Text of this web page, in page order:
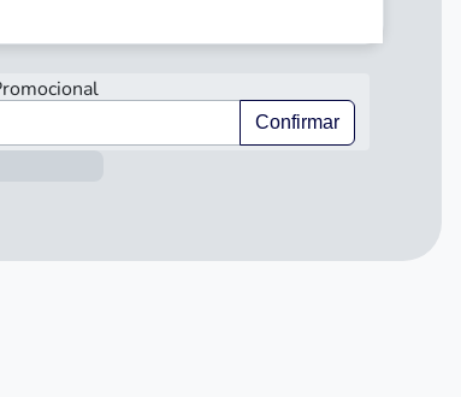
Confirmar